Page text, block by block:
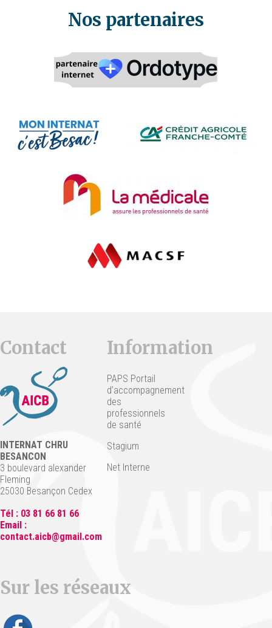
Nos partenaires
Contact
INTERNAT CHRU
BESANCON
3 boulevard alexander
Fleming
25030 Besançon Cedex
Tél : 03 81 66 81 66
Email :
contact.aicb@gmail.com
Information
PAPS Portail
d’accompagnement
des
professionnels
de santé
Stagium
Net Interne
Sur les réseaux